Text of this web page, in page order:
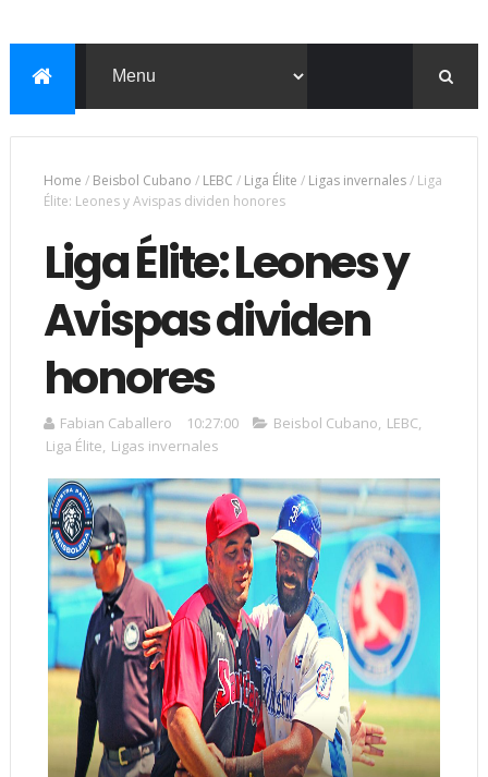
Home / Beisbol Cubano / LEBC / Liga Élite / Ligas invernales/ Liga
Élite: Leones y Avispas dividen honores
Liga Élite: Leones y
Avispas dividen
honores
Fabian Caballero 10:27:00 Beisbol Cubano, LEBC,
Liga Élite, Ligas invernales